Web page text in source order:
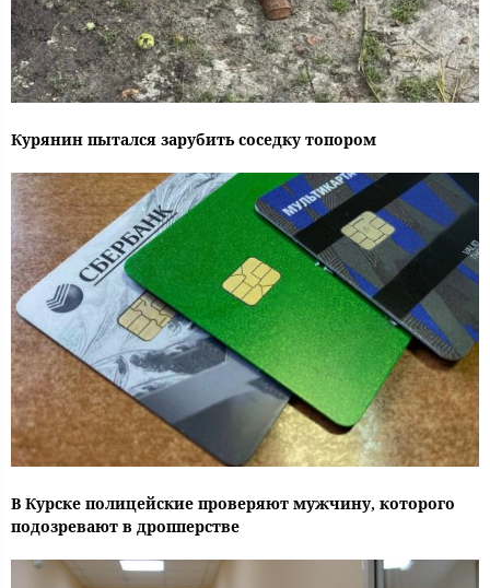
Курянин пытался зарубить соседку топором
В Курске полицейские проверяют мужчину, которого
подозревают в дропперстве